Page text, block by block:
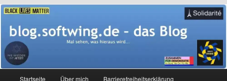
Zum
primären
Inhalt
springen
Zum
sekundären
Inhalt
springen
blog.softwing.de – das Blog
Mal sehen, was hieraus wird…
Startseite Über mich Barrierefreiheitserklärung